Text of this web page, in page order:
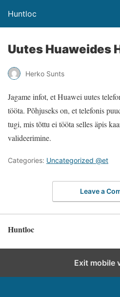
Huntloc
Uutes Huaweides
Herko Sunts
Jagame infot, et Huawei uutes
tööta. Põhjuseks on, et telefonis
tugi, mis tõttu ei tööta selles äpis
valideerimine.
Categories: Uncategorized @et
Leave a
Huntloc
Exit mobile